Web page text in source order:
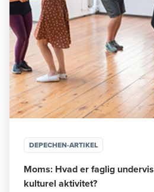
DEPECHEN-ARTIKEL
Moms: Hvad er faglig
kulturel aktivitet?